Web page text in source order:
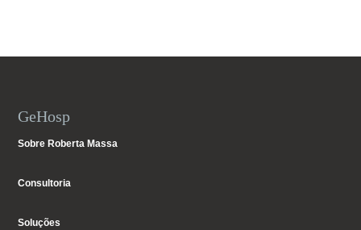
GeHosp
Sobre Roberta Massa
Consultoria
Soluções